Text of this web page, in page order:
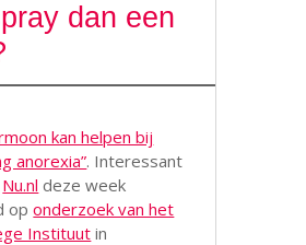
dan een
kan helpen bij
anorexia”. Interessant
Nu.nl deze week
oponderzoek van het
Instituut in